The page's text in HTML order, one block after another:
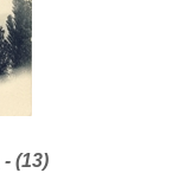
- (13)